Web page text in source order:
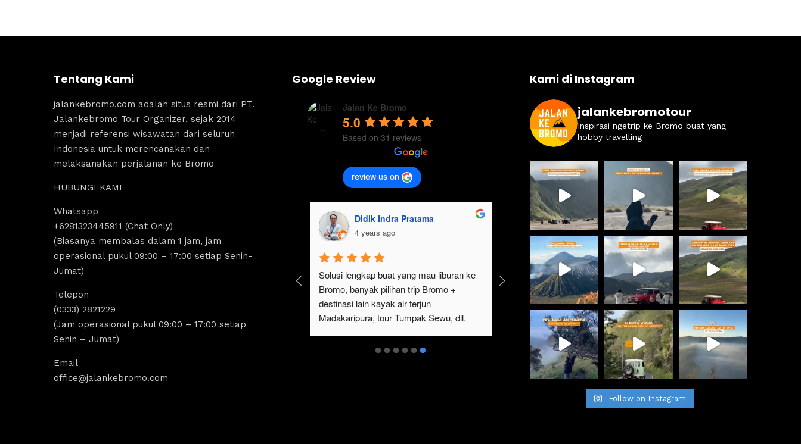
Tentang Kami
jalankebromo.com adalah situs resmi dari PT.
Jalankebromo Tour Organizer, sejak 2014
menjadi referensi wisawatan dari seluruh
Indonesia untuk merencanakan dan
melaksanakan perjalanan ke Bromo
HUBUNGI KAMI
Whatsapp
+6281323445911 (Chat Only)
(Biasanya membalas dalam 1 jam, jam
operasional pukul 09:00 – 17:00 setiap Senin-
Jumat)
Telepon
(0333) 2821229
(Jam operasional pukul 09:00 – 17:00 setiap
Senin – Jumat)
Email
office@jalankebromo.com
Google Review
Jalan Ke Bromo
5.0
Based on 31 reviews
review us on
menyediakan sewa
Jeep malang.
aktivitas tour
dan trip bromo.
destinasi Air terjun
amazing banget
4 years ago
bromo, kita bisa melakukan tour bromo
Sunrise dan Sunset.Pokoknya sangat
Didik Indra Pratama
4 years ago
Solusi lengkap buat yang mau liburan ke
Bromo, banyak pilihan trip Bromo +
destinasi lain kayak air terjun
Madakaripura, tour Tumpak Sewu, dll.
Kami di Instagram
jalankebromotour
Inspirasi ngetrip ke Bromo buat yang
hobby travelling
Follow on Instagram